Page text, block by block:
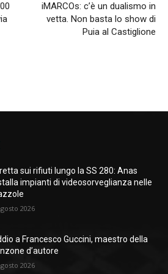
iMARCOs: c’è un dualismo in
vetta. Non basta lo show di
Puia al Castiglione
sui rifiuti lungo la SS 280: Anas
impianti di videosorveglianza nelle
2026
a Francesco Guccini, maestro della
d’autore
2026